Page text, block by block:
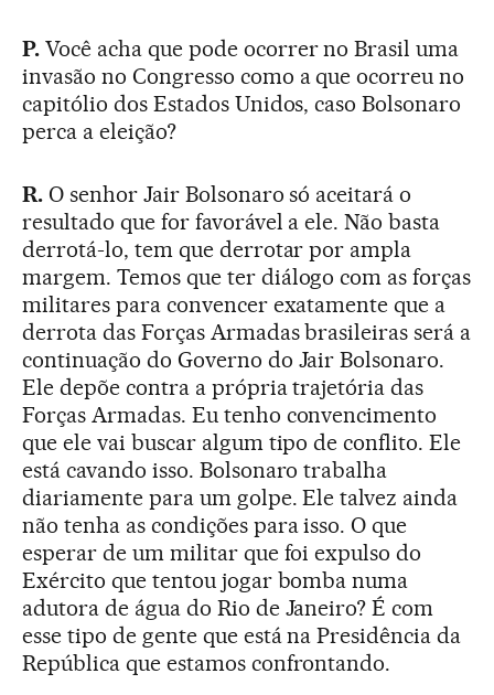
P. Você acha que pode ocorrer no Brasil uma
invasão no Congresso como a que ocorreu no
capitólio dos Estados Unidos, caso Bolsonaro
perca a eleição?
R. O senhor Jair Bolsonaro só aceitará o
resultado que for favorável a ele. Não basta
derrotá-lo, tem que derrotar por ampla
margem. Temos que ter diálogo com as forças
militares para convencer exatamente que a
derrota das Forças Armadas brasileiras será a
continuação do Governo do Jair Bolsonaro.
Ele depõe contra a própria trajetória das
Forças Armadas. Eu tenho convencimento
que ele vai buscar algum tipo de conflito. Ele
está cavando isso. Bolsonaro trabalha
diariamente para um golpe. Ele talvez ainda
não tenha as condições para isso. O que
esperar de um militar que foi expulso do
Exército que tentou jogar bomba numa
adutora de água do Rio de Janeiro? É com
esse tipo de gente que está na Presidência da
República que estamos confrontando.